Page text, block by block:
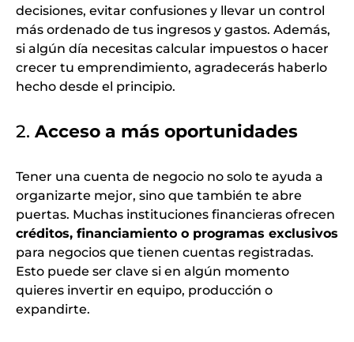
decisiones, evitar confusiones y llevar un control
más ordenado de tus ingresos y gastos. Además,
si algún día necesitas calcular impuestos o hacer
crecer tu emprendimiento, agradecerás haberlo
hecho desde el principio.
2. Acceso a más oportunidades
Tener una cuenta de negocio no solo te ayuda a
organizarte mejor, sino que también te abre
puertas. Muchas instituciones financieras ofrecen
créditos, financiamiento o programas exclusivos
para negocios que tienen cuentas registradas.
Esto puede ser clave si en algún momento
quieres invertir en equipo, producción o
expandirte.